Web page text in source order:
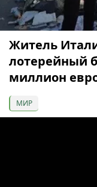
Житель
лотерейный
миллион
МИР